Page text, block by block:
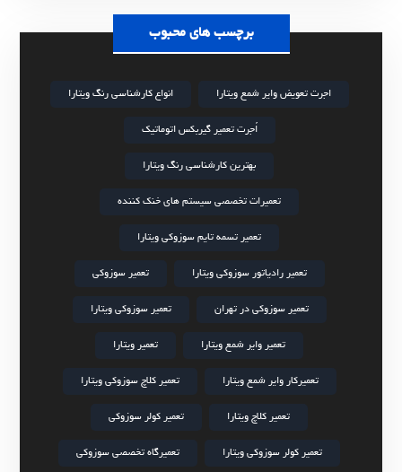
برچسب های محبوب
اجرت تعویض وایر شمع ویتارا انواع کارشناسی رنگ ویتارا
اُجرت تعمیر گیربکس اتوماتیک
بهترین کارشناسی رنگ ویتارا
تعمیرات تخصصی سیستم های خنک کننده
تعمیر تسمه تایم سوزوکی ویتارا
تعمیر رادیاتور سوزوکی ویتارا تعمیر سوزوکی
تعمیر سوزوکی در تهران تعمیر سوزوکی ویتارا
تعمیر وایر شمع ویتارا تعمیر ویتارا
تعمیرکار وایر شمع ویتارا تعمیر کلاچ سوزوکی ویتارا
تعمیر کلاچ ویتارا تعمیر کولر سوزوکی
تعمیر کولر سوزوکی ویتارا تعمیرگاه تخصصی سوزوکی